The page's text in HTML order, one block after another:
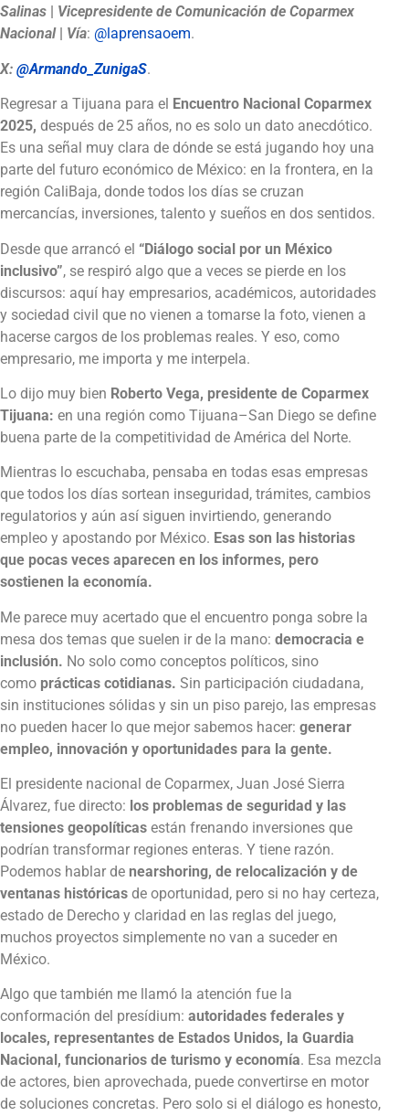
Salinas
Vicepresidente de Comunicación de Coparmex
Nacional
Vía: @laprensaoem.
X: @Armando_ZunigaS.
Regresar a Tijuana para el Encuentro Nacional Coparmex
2025, después de 25 años, no es solo un dato anecdótico.
Es una señal muy clara de dónde se está jugando hoy una
parte del futuro económico de México: en la frontera, en la
región CaliBaja, donde todos los días se cruzan
mercancías, inversiones, talento y sueños en dos sentidos.
Desde que arrancó el “Diálogo social por un México
inclusivo”, se respiró algo que a veces se pierde en los
discursos: aquí hay empresarios, académicos, autoridades
y sociedad civil que no vienen a tomarse la foto, vienen a
hacerse cargos de los problemas reales. Y eso, como
empresario, me importa y me interpela.
Lo dijo muy bien Roberto Vega, presidente de Coparmex
Tijuana: en una región como Tijuana–San Diego se define
buena parte de la competitividad de América del Norte.
Mientras lo escuchaba, pensaba en todas esas empresas
que todos los días sortean inseguridad, trámites, cambios
regulatorios y aún así siguen invirtiendo, generando
empleo y apostando por México. Esas son las historias
que pocas veces aparecen en los informes, pero
sostienen la economía.
Me parece muy acertado que el encuentro ponga sobre la
mesa dos temas que suelen ir de la mano: democracia e
inclusión. No solo como conceptos políticos, sino
como prácticas cotidianas. Sin participación ciudadana,
sin instituciones sólidas y sin un piso parejo, las empresas
no pueden hacer lo que mejor sabemos hacer: generar
empleo, innovación y oportunidades para la gente.
El presidente nacional de Coparmex, Juan José Sierra
Álvarez, fue directo: los problemas de seguridad y las
tensiones geopolíticas están frenando inversiones que
podrían transformar regiones enteras. Y tiene razón.
Podemos hablar de nearshoring, de relocalización y de
ventanas históricas de oportunidad, pero si no hay certeza,
estado de Derecho y claridad en las reglas del juego,
muchos proyectos simplemente no van a suceder en
México.
Algo que también me llamó la atención fue la
conformación del presídium: autoridades federales y
locales, representantes de Estados Unidos, la Guardia
Nacional, funcionarios de turismo y economía. Esa mezcla
de actores, bien aprovechada, puede convertirse en motor
de soluciones concretas. Pero solo si el diálogo es honesto,